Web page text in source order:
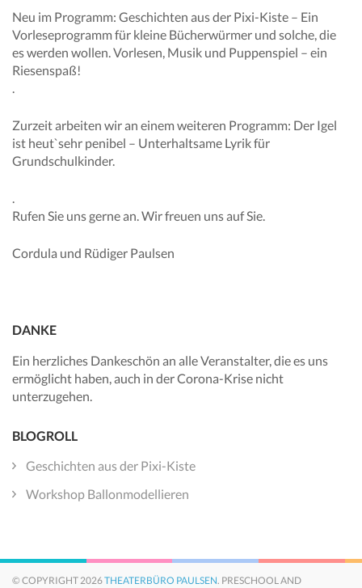
Neu im Programm: Geschichten aus der Pixi-Kiste – Ein
Vorleseprogramm für kleine Bücherwürmer und solche, die
es werden wollen. Vorlesen, Musik und Puppenspiel – ein
Riesenspaß!
Zurzeit arbeiten wir an einem weiteren Programm: Der Igel
ist heut`sehr penibel – Unterhaltsame Lyrik für
Grundschulkinder.
Rufen Sie uns gerne an. Wir freuen uns auf Sie.
Cordula und Rüdiger Paulsen
DANKE
Ein herzliches Dankeschön an alle Veranstalter, die es uns
ermöglicht haben, auch in der Corona-Krise nicht
unterzugehen.
BLOGROLL
Geschichten aus der Pixi-Kiste
Workshop Ballonmodellieren
© COPYRIGHT 2026THEATERBÜRO PAULSEN. PRESCHOOL AND